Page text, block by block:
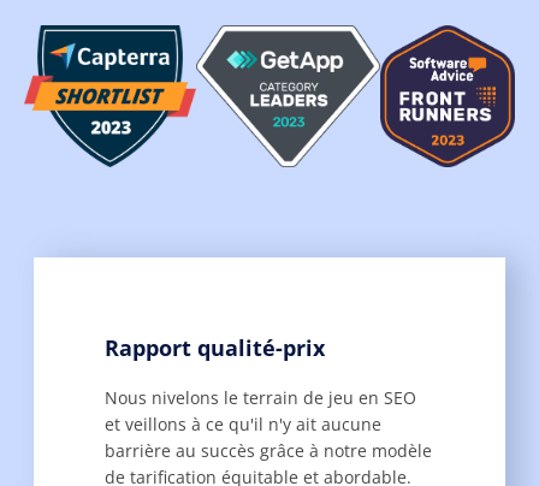
Rapport qualité-prix
Nous nivelons le terrain de jeu en SEO
et veillons à ce qu'il n'y ait aucune
barrière au succès grâce à notre modèle
de tarification équitable et abordable.